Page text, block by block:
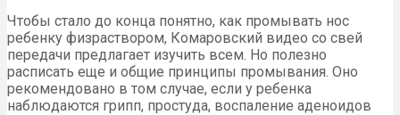
Чтобы стало до конца понятно, как промывать нос
ребенку физраствором, Комаровский видео со свей
передачи предлагает изучить всем. Но полезно
расписать еще и общие принципы промывания. Оно
рекомендовано в том случае, если у ребенка
наблюдаются грипп, простуда, воспаление аденоидов